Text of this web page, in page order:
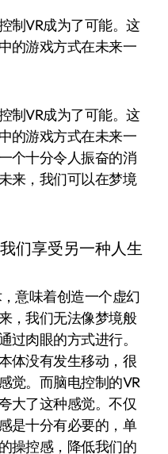
的游戏方式在未来一
制VR成为了可能。这
的游戏方式在未来一
个十分令人振奋的消
来，我们可以在梦境
意味着创造一个虚幻
，我们无法像梦境般
过肉眼的方式进行。
体没有发生移动，很
觉。而脑电控制的VR
大了这种感觉。不仅
是十分有必要的，单
操控感，降低我们的